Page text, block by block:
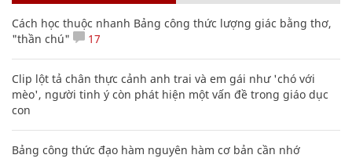
Cách học thuộc nhanh Bảng công thức lượng giác bằng thơ,
"thần chú"
17
Clip lột tả chân thực cảnh anh trai và em gái như 'chó với
mèo', người tinh ý còn phát hiện một vấn đề trong giáo dục
con
Bảng công thức đạo hàm nguyên hàm cơ bản cần nhớ